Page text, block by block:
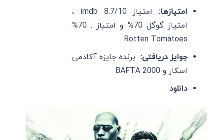
امتیازها:
امتیاز imdb 8.7/10 ،
امتیاز گوگل 70% و امتیاز : 70%
Rotten Tomatoes
جوایز دریافتی: برنده جایزه آکادمی
اسکار و BAFTA 2000
دانلود